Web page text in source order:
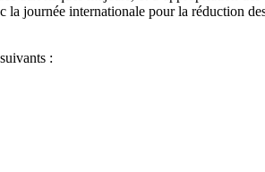
journée internationale pour la réduction
: